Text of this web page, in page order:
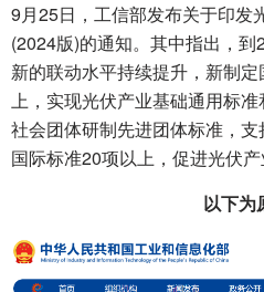
9月25日，工信部发布关于印发
(2024版)的通知。其中指出，
新的联动水平持续提升，新制
上，实现光伏产业基础通用标
社会团体研制先进团体标准，
国际标准20项以上，促进光伏产
以下为